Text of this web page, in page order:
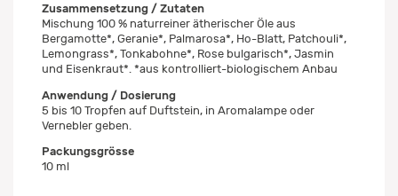
Zusammensetzung / Zutaten
Mischung 100 % naturreiner ätherischer Öle aus
Bergamotte*, Geranie*, Palmarosa*, Ho-Blatt, Patchouli*,
Lemongrass*, Tonkabohne*, Rose bulgarisch*, Jasmin
und Eisenkraut*. *aus kontrolliert-biologischem Anbau
Anwendung / Dosierung
5 bis 10 Tropfen auf Duftstein, in Aromalampe oder
Vernebler geben.
Packungsgrösse
10 ml